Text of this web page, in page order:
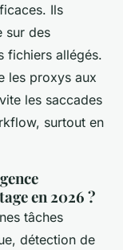
Ils
sur des
fichiers allégés.
les proxys aux
les saccades
surtout en
en 2026 ?
tâches
détection de